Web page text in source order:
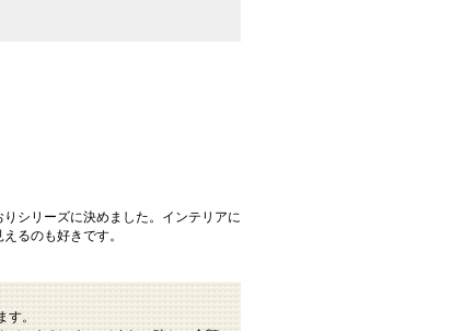
シリーズに決めました。インテリアに
るのも好きです。
す。